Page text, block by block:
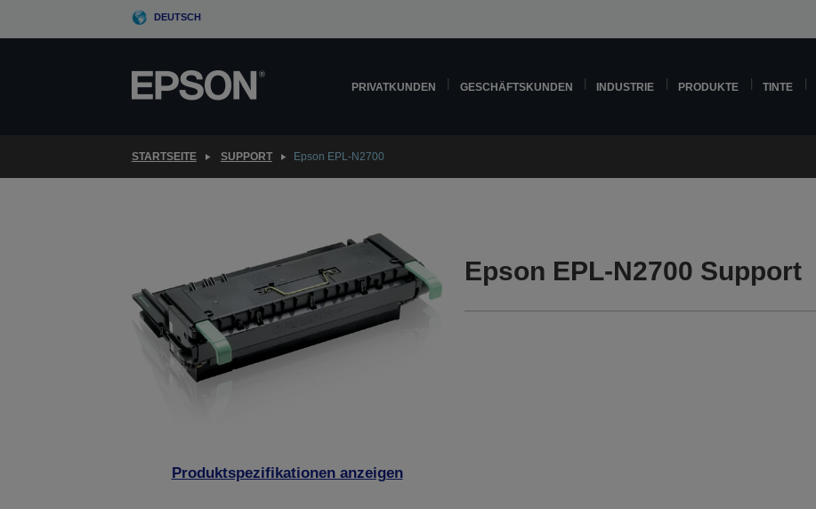
DEUTSCH
PRIVATKUNDEN GESCHÄFTSKUNDEN INDUSTRIE PRODUKTE TINTE
STARTSEITE SUPPORT Epson EPL-N2700
Produktspezifikationen anzeigen
Epson EPL-N2700 Support